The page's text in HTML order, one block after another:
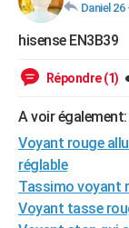
Essais
Réserver un essai
Citadines
Berlines
SUV
Forum auto
HIGH-TECH
Guides de France
Escapades
Patrimoine
Expositions
Musées
Week-end nature
+LIFESTYLE
Art de vivre
Bien-être
Loisirs
Mode
Modes de vie
SANTE
Alimentation
Guide de la santé
Maladies
Médicaments
Sommeil
VOYAGE
Daniel 26
hisense EN3B39
Répondre (1)
A voir également:
Voyant rouge
réglable
Tassimo voyant
Voyant tasse